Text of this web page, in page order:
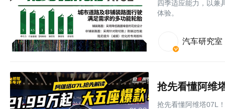
四季适应能力，以兼
体验。
汽车研究室
抢先看懂阿维
抢先看懂阿维塔07L